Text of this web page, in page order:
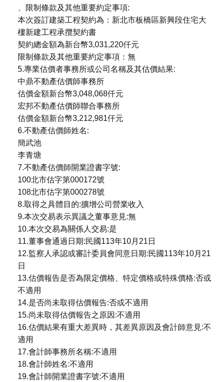
、限制條款及其他重要約定事項:
本次簽訂建築工程契約為：新北市板橋區新興段住宅大
樓新建工程承攬契約書
契約總金額為新台幣3,031,220仟元
限制條款及其他重要約定事項：無
5.專業估價者事務所或公司名稱及其估價結果:
中鼎不動產估價師事務所
估價金額新台幣3,048,068仟元
宏邦不動產估價師聯合事務所
估價金額新台幣3,212,981仟元
6.不動產估價師姓名:
簡武池
李青塘
7.不動產估價師開業證書字號:
100北市估字第000172號
108北市估字第000278號
8.取得之具體目的:擴增公司營業收入
9.本次交易表示異議之董事意見:無
10.本次交易為關係人交易:是
11.董事會通過日期:民國113年10月21日
12.監察人承認或審計委員會同意日期:民國113年10月21
日
13.估價報告是否為限定價格、特定價格或特殊價格:否或
不適用
14.是否尚未取得估價報告:否或不適用
15.尚未取得估價報告之原因:不適用
16.估價結果有重大差異時，其差異原因及會計師意見:不
適用
17.會計師事務所名稱:不適用
18.會計師姓名:不適用
19.會計師開業證書字號:不適用